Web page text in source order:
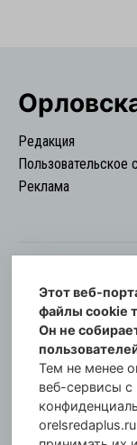
Редакция
Пользовательское
Реклама
©
Орловская
00254 от 29
Газета
Федеральной
Этот веб-
файлы cookie
Он не
Тем не менее
веб-сервисы с